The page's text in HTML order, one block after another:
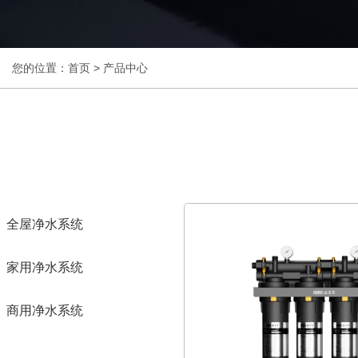
您的位置：首页 > 产品中心
全屋净水系统
家用净水系统
商用净水系统